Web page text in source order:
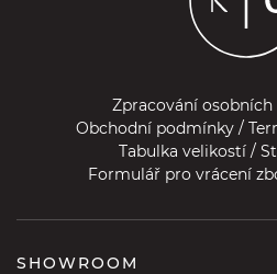
Zpracování osobních
Obchodní podmínky /
Tabulka velikostí /
Formulář pro vrácení
SHOWROOM